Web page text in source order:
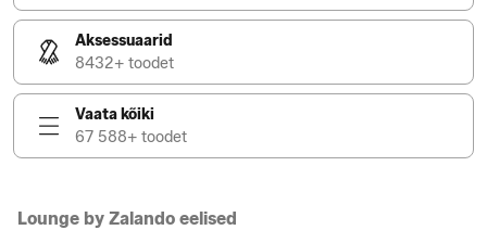
Aksessuaarid
8432+ toodet
Vaata kõiki
67 588+ toodet
Lounge by Zalando eelised